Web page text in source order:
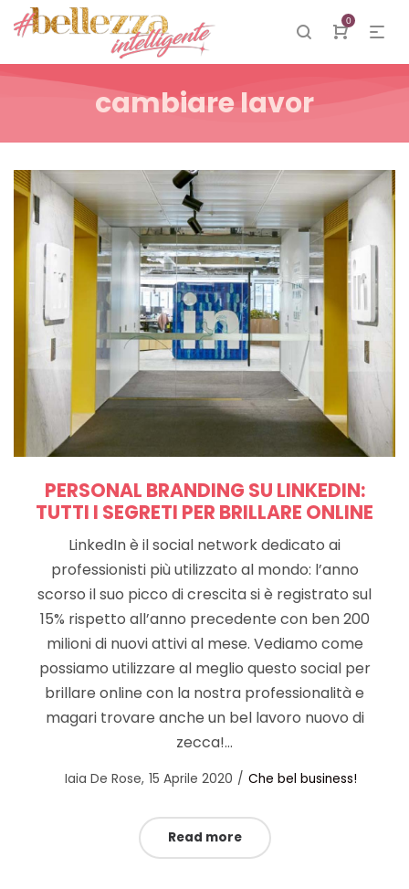
0
cambiare lavor
PERSONAL BRANDING SU LINKEDIN:
TUTTI I SEGRETI PER BRILLARE ONLINE
LinkedIn è il social network dedicato ai
professionisti più utilizzato al mondo: l’anno
scorso il suo picco di crescita si è registrato sul
15% rispetto all’anno precedente con ben 200
milioni di nuovi attivi al mese. Vediamo come
possiamo utilizzare al meglio questo social per
brillare online con la nostra professionalità e
magari trovare anche un bel lavoro nuovo di
zecca!…
byIaia De Rose Posted
15 Aprile 2020
Posted
Che bel business!
Read more